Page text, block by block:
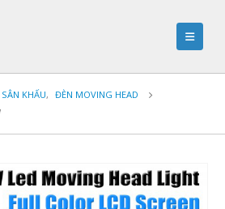
KHẤU, ĐÈN MOVING HEAD